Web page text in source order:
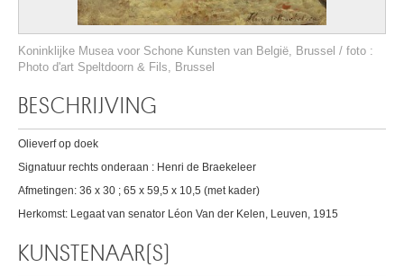
Koninklijke Musea voor Schone Kunsten van België, Brussel / foto :
Photo d'art Speltdoorn & Fils, Brussel
BESCHRIJVING
Olieverf op doek
Signatuur rechts onderaan : Henri de Braekeleer
Afmetingen: 36 x 30 ; 65 x 59,5 x 10,5 (met kader)
Herkomst: Legaat van senator Léon Van der Kelen, Leuven, 1915
KUNSTENAAR(S)